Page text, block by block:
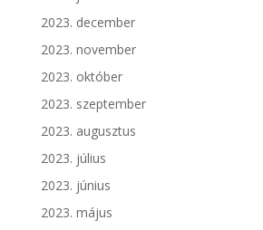
2023. december
2023. november
2023. október
2023. szeptember
2023. augusztus
2023. július
2023. június
2023. május